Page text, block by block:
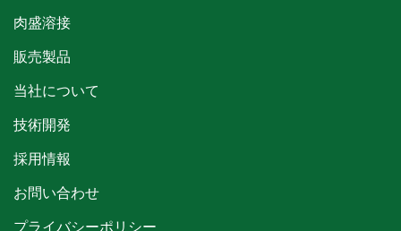
肉盛溶接
販売製品
当社について
技術開発
採用情報
お問い合わせ
プライバシーポリシー